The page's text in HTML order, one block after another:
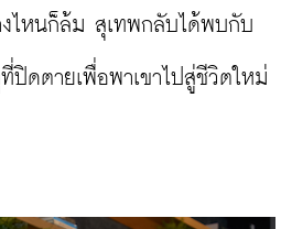
ไหนก็ล้ม สุเทพกลับได้พบกับ
ดตายเพื่อพาเขาไปสู่ชีวิตใหม่